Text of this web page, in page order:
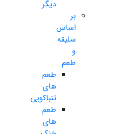
دیگر
بر
اساس
سلیقه
و
طعم
طعم
های
تنباکویی
طعم
های